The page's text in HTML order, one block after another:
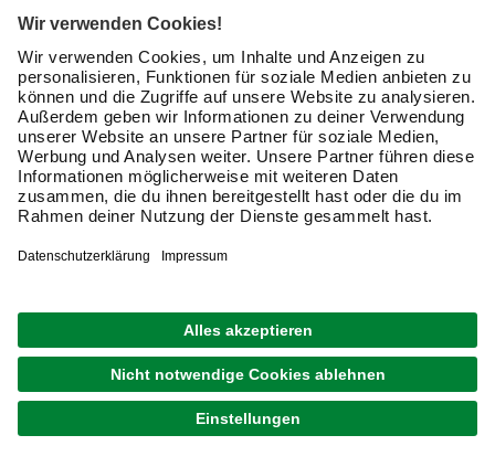
Nass- & Trockensauger: Sauberkeit auf
höchstem Niveau
Im Online-Shop von hagebau.de finden Sie ein
umfangreiches Sortiment der Allessauger: Nass- und
Trockensaugern. Natürlich finden Sie auch normale
Handstaubsauger, die nicht nur Staub und Schmutz,
Teppich mühelos beseitigen. Auch leistungsstarke Sauger,
die mit einem großen Behälter ausgestattet sind und sich
daher hervorragend für die Reinigung in der Werkstatt oder
Garage eignen, gehören zur breit gefächerten
Produktpalette von hagebaumarkt. Dabei haben Sie die